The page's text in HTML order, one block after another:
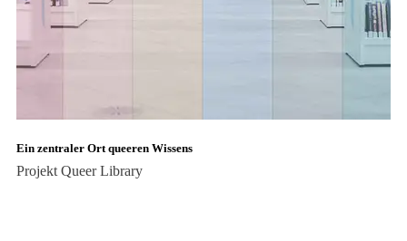
Ein zentraler Ort queeren Wissens
Projekt Queer Library